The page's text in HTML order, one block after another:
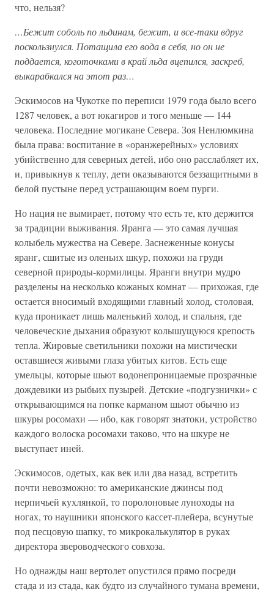
что, нельзя?
…Бежит соболь по льдинам, бежит, и все-таки вдруг
поскользнулся. Потащила его вода в себя, но он не
поддается, коготочками в край льда вцепился, заскреб,
выкарабкался на этот раз…
Эскимосов на Чукотке по переписи 1979 года было всего
1287 человек, а вот юкагиров и того меньше — 144
человека. Последние могикане Севера. Зоя Ненлюмкина
была права: воспитание в «оранжерейных» условиях
убийственно для северных детей, ибо оно расслабляет их,
и, привыкнув к теплу, дети оказываются беззащитными в
белой пустыне перед устрашающим воем пурги.
Но нация не вымирает, потому что есть те, кто держится
за традиции выживания. Яранга — это самая лучшая
колыбель мужества на Севере. Заснеженные конусы
яранг, сшитые из оленьих шкур, похожи на груди
северной природы-кормилицы. Яранги внутри мудро
разделены на несколько кожаных комнат — прихожая, где
остается вносимый входящими главный холод, столовая,
куда проникает лишь маленький холод, и спальня, где
человеческие дыхания образуют колышущуюся крепость
тепла. Жировые светильники похожи на мистически
оставшиеся живыми глаза убитых китов. Есть еще
умельцы, которые шьют водонепроницаемые прозрачные
дождевики из рыбьих пузырей. Детские «подгузнички» с
открывающимся на попке карманом шьют обычно из
шкуры росомахи — ибо, как говорят знатоки, устройство
каждого волоска росомахи таково, что на шкуре не
выступает иней.
Эскимосов, одетых, как век или два назад, встретить
почти невозможно: то американские джинсы под
нерпичьей кухлянкой, то поролоновые луноходы на
ногах, то наушники японского кассет-плейера, всунутые
под песцовую шапку, то микрокалькулятор в руках
директора звероводческого совхоза.
Но однажды наш вертолет опустился прямо посреди
стада и из стада, как будто из случайного тумана времени,